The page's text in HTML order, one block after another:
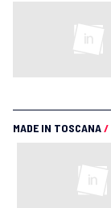
MADE IN TOSCANA/